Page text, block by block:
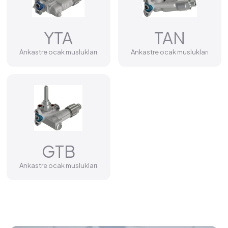
YTA
Ankastre ocak muslukları
TAN
Ankastre ocak muslukları
GTB
Ankastre ocak muslukları